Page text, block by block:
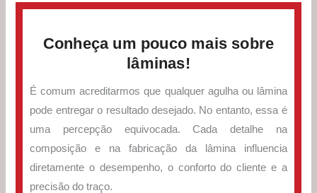
Conheça um pouco mais sobre
lâminas!
É comum acreditarmos que qualquer agulha ou lâmina
pode entregar o resultado desejado. No entanto, essa é
uma percepção equivocada. Cada detalhe na
composição e na fabricação da lâmina influencia
diretamente o desempenho, o conforto do cliente e a
precisão do traço.